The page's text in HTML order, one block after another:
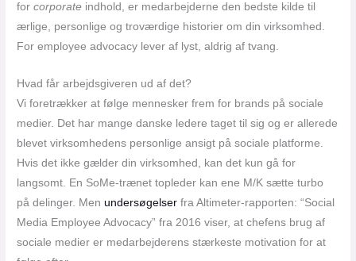
forcorporate indhold, er medarbejderne den bedste kilde til
ærlige, personlige og troværdige historier om din virksomhed.
For employee advocacy lever af lyst, aldrig af tvang.
Hvad får arbejdsgiveren ud af det?
Vi foretrækker at følge mennesker frem for brands på sociale
medier. Det har mange danske ledere taget til sig og er allerede
blevet virksomhedens personlige ansigt på sociale platforme.
Hvis det ikke gælder din virksomhed, kan det kun gå for
langsomt. En SoMe-trænet topleder kan ene M/K sætte turbo
på delinger. Men undersøgelser fra Altimeter-rapporten: “Social
Media Employee Advocacy” fra 2016 viser, at chefens brug af
sociale medier er medarbejderens stærkeste motivation for at